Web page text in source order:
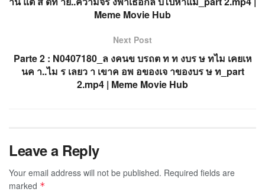
Meme Movie Hub
Next Post
Parte 2 : N0407180_ล งคนข บรถต ท ท งบร ษ ทไม เคยเห
นค า..ไม ร เลยว า เขาค อพ อของเจ าของบร ษ ท_part
2.mp4 | Meme Movie Hub
Leave a Reply
Your email address will not be published. Required fields are
marked *